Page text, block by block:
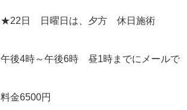
★22日 日曜日は、夕方 休日施術
午後4時～午後6時 昼1時までにメールで
料金6500円